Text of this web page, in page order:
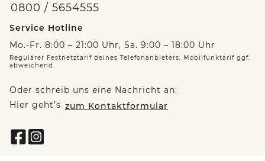
0800 / 5654555
Service Hotline
Mo.-Fr. 8:00 – 21:00 Uhr, Sa. 9:00 – 18:00 Uhr
Regulärer Festnetztarif deines Telefonanbieters, Mobilfunktarif ggf.
abweichend.
Oder schreib uns eine Nachricht an:
Hier geht’s zum Kontaktformular